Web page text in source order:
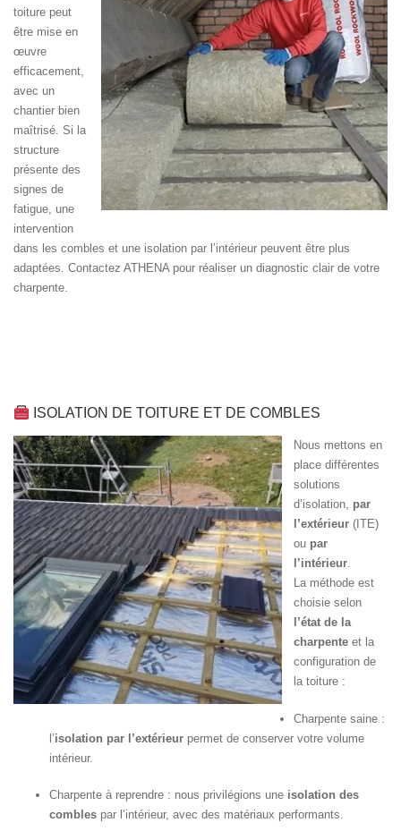
toiture peut
être mise en
œuvre
efficacement,
avec un
chantier bien
maîtrisé. Si la
structure
présente des
signes de
fatigue, une
intervention
dans les combles et une isolation par l’intérieur peuvent être plus
adaptées. Contactez ATHENA pour réaliser un diagnostic clair de votre
charpente.
ISOLATION DE TOITURE ET DE COMBLES
Nous mettons en
place différentes
solutions
d’isolation, par
l’extérieur (ITE)
ou par
l’intérieur.
La méthode est
choisie selon
l’état de la
charpente et la
configuration de
la toiture :
Charpente saine :
l’isolation par l’extérieur permet de conserver votre volume
intérieur.
Charpente à reprendre : nous privilégions une isolation des
combles par l’intérieur, avec des matériaux performants.